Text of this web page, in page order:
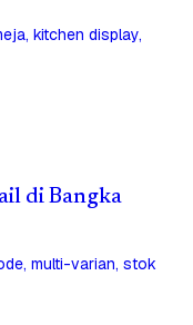
kitchen display,
di Bangka
multi-varian, stok